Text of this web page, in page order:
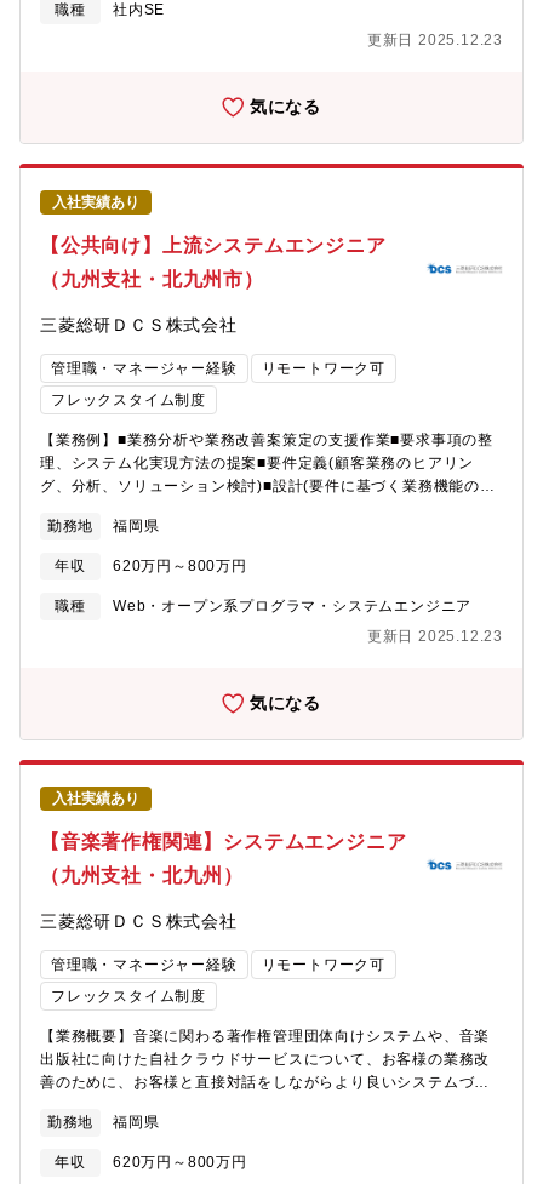
のスキル向上や守備範囲の拡張が見込め、市場価値向上につなが
ィチームにて、以下の業務に携わっていただきます。■インフラ
善提案とその実行■社内セキュリティ対策の企画提案・構築■上記
インフラ・セキュリティ環境の運用保守■各プロジェクトの進捗管
理■パートナー（契約外注社員）管理業務積極的なインフラ投資に
よりセキュリティ環境向上を推進中です【組織構成】・20名（契
約外注社員8名、派遣社員2名含む）・部長1名、課長1名・男女比
8:2部署は「業務システムチーム」と「インフラセキュリティチー
ム」に分かれており人数割合は50:50です※現在、メンバーは東京
にて勤務しております。したがって、リモートにてマネジメント
をしていただきます。★魅力■部署として大切にしていること情報
く、会社の成長のためにＩＴ活用を提案+推進する部門にならなけ
ればいけません。ＡＩ活用や先進的なセキュリティ環境構築、デ
ータの利活用などを推進していく人材の集まりでありたいと考え
ています。■部署の雰囲気皆さんしっかりと業務はしていますが、
ちょっとしたタイミングで雑談したりと関係性は良好です。協力
会社さん含めて温和な方ばかりですので人間関係で悩むようなこ
とはないと思います。■こんな方におすすめセキュリティ面での強
化に重点を置いていますので、経験を活かしつつ、更なる先進的
ど、業務の幅を広げたい方は、それらを実現できる環境がありま
す。市場価値を上げたいと思っている方は是非ご応募ください。■
家庭状況などでやむを得ない場合は申請による許可制で在宅勤務
職種
社内SE
更新日 2025.12.23
気になる
入社実績あり
【公共向け】上流システムエンジニア
（九州支社・北九州市）
三菱総研ＤＣＳ株式会社
管理職・マネージャー経験
リモートワーク可
フレックスタイム制度
【業務例】■業務分析や業務改善案策定の支援作業■要求事項の整
理、システム化実現方法の提案■要件定義(顧客業務のヒアリン
グ、分析、ソリューション検討)■設計(要件に基づく業務機能のUI/
躍を期待していますが、開発・テスト等も一部担います。経験に
応じて上記業務の補佐からご担当頂きます【勤務地が本社以外の
場合】従事していただく案件の状況に応じて、数か月～半年程度
の本社でのOJT、月に数回の本社出張の可能性があります。【入
解いただきます。・１ヶ月程度スキルを確認しながら案件を検討
療・介護・福祉分野や社会インフラ・防災・環境分野など政策推
進に関する業務を担当いただきます。・業務の基礎検討からシス
テム構築・保守運用まで、様々なフェーズを経験していただきま
す。・５年後に実現したいキャリアパスをイメージし、３年後や
当年で何を達成すべきかを考えていただきます。達成に必要なス
キルアップや案件へのアプローチについて年２回の面談実施を通
じて自己実現を達成してもらいます。※勤務地が本社以外の場合
※従事していただく案件の状況に応じて、数か月～半年程度の本
社でのOJT、月に数回の本社出張の可能性があります。【ポジシ
業務がリンクする瞬間を体感できます。またローコード、デジタ
ルツイン、生成AIなど最新技術に触れられる環境です。◆三菱総
合研究所と連携をし、顧客の直請け案件を最上流から最下流まで
一気通貫で担うことができ、顧客の生の声をききながら案件を推
進できます。◆手触り感のあるコンサルティング経験を積んでい
きたい方におすすめです。◆三菱総合研究所の総合シンクタンク
としての知見と、三菱総研ＤＣＳの多彩なITソリューション・サ
ービスによる実現力◆同社の事業戦略拠点としてゼロベースでの
総合職として東京水準での処遇◆リモート勤務も可能なため基本
的に転勤はございません【募集背景】拠点立ち上げに伴う【組織
勤務地 福岡県
年収 620万円～800万円
職種
Web・オープン系プログラマ・システムエンジニア
更新日 2025.12.23
気になる
入社実績あり
【音楽著作権関連】システムエンジニア
（九州支社・北九州）
三菱総研ＤＣＳ株式会社
管理職・マネージャー経験
リモートワーク可
フレックスタイム制度
【業務概要】音楽に関わる著作権管理団体向けシステムや、音楽
出版社に向けた自社クラウドサービスについて、お客様の業務改
善のために、お客様と直接対話をしながらより良いシステムづく
団体のシステムや音楽出版社向け自社サービス、その他各種シス
テムのアプリケーション開発担当またはサブリーダーとして、大
小さまざまな案件の設計・開発作業および保守作業を担当いただ
勤務地 福岡県
年収 620万円～800万円